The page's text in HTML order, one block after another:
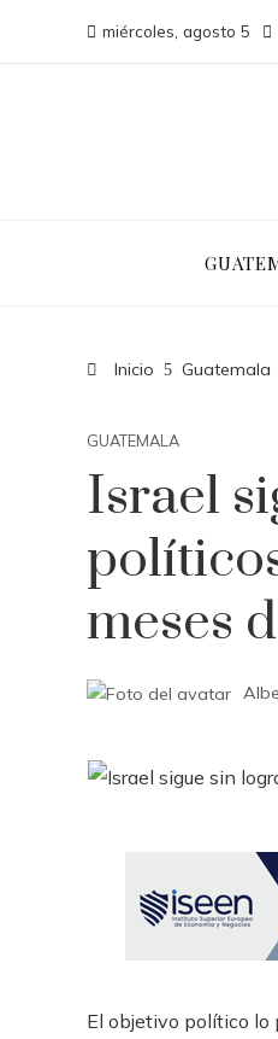
miércoles, agosto 5
Inicio Guatemala
GUATEMALA
Israel
meses
El objetivo político lo